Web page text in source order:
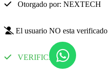
Otorgado por: NEXTECH
El usuario NO esta verificado
VERIFICADO